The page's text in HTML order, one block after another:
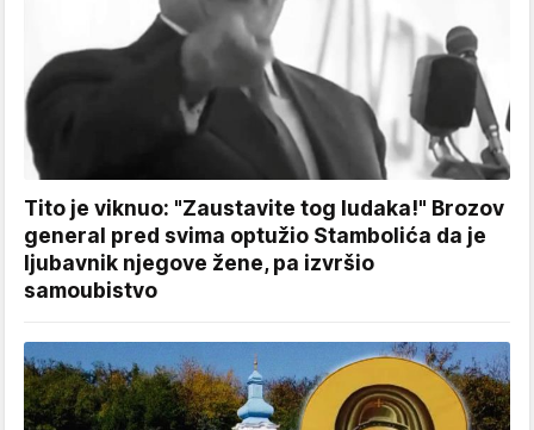
Tito je viknuo: "Zaustavite tog ludaka!" Brozov
general pred svima optužio Stambolića da je
ljubavnik njegove žene, pa izvršio
samoubistvo